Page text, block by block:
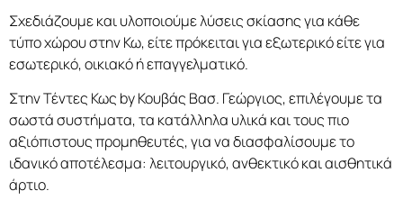
Σχεδιάζουμε και υλοποιούμε λύσεις σκίασης για κάθε
τύπο χώρου στην Κω, είτε πρόκειται για εξωτερικό είτε για
εσωτερικό, οικιακό ή επαγγελματικό.
Στην Τέντες Κως by Κουβάς Βασ. Γεώργιος, επιλέγουμε τα
σωστά συστήματα, τα κατάλληλα υλικά και τους πιο
αξιόπιστους προμηθευτές, για να διασφαλίσουμε το
ιδανικό αποτέλεσμα: λειτουργικό, ανθεκτικό και αισθητικά
άρτιο.